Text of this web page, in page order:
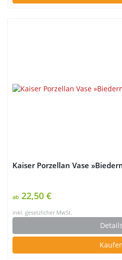
Kaiser Porzellan Vase
ab 22,50 €
inkl. gesetzlicher MwSt.
Details